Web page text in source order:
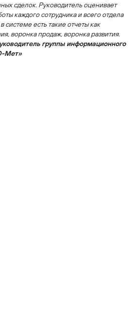
сделок. Руководитель оценивает
каждого сотрудника и всего отдела
системе есть такие отчеты как
воронка продаж, воронка развития.
группы информационного
Мет»